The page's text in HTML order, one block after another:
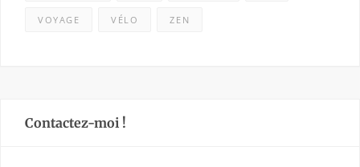
VOYAGE VÉLO ZEN
Contactez-moi !